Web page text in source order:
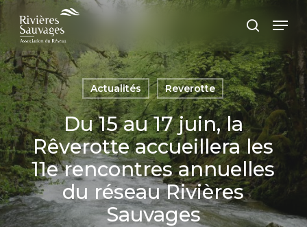
Panneau de gestion des cookies
Passer
au
contenu
principal
Menu
Actualités Reverotte
Du 15 au 17 juin, la
Rêverotte accueillera les
11e rencontres annuelles
du réseau Rivières
Sauvages